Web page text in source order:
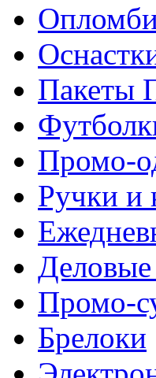
Пакеты
Промо-
Ручки и
Деловые
Промо-
Брелоки